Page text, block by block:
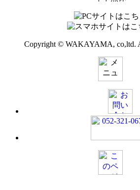
Copyright © WAKAYAMA, co,ltd.